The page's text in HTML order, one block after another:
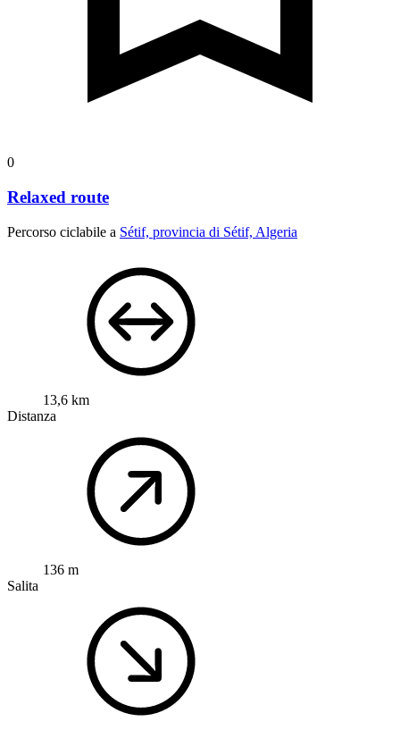
0
Relaxed route
Percorso ciclabile a Sétif, provincia di Sétif, Algeria
13,6 km
Distanza
136 m
Salita